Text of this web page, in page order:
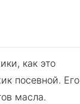
как это
посевной. Его
масла.